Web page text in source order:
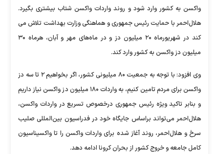
واکسن به کشور وارد شود و روند واردات واکسن شتاب بیشتری بگیرد.
هلال‌احمر با حمایت رئیس جمهوری و هماهنگی وزارت بهداشت تلاش می
کند در شهریورماه ۲۰ میلیون دز و در ماه‌های مهر و آبان، هرماه ۳۰
میلیون دز واکسن به کشور وارد ‌کند.
وی افزود: با توجه به جمعیت ۸۰ میلیونی کشور، اگر بخواهیم ۲ تا سه دز
واکسن برای مردم تامین کنیم، به واردات ۱۸۰ میلیون دز واکسن نیاز داریم
و بنابر تاکید ویژه رئیس جمهوری درخصوص تسریع در واردات واکسن،
هلال‌احمر می‌تواند براساس جایگاه خود در فدراسیون بین‌المللی صلیب
سرخ و هلال‌احمر، روند آغاز شده برای واردات واکسن را تا واکسیناسیون
کامل جامعه و خروج کشور از بحران کرونا ادامه دهد.